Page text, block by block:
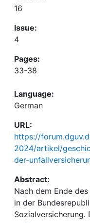
16
Issue:
4
Pages:
33-38
Language:
German
URL:
https://
2024/artikel/
der-
Abstract:
Nach dem Ende
in der
Sozialversicherung.